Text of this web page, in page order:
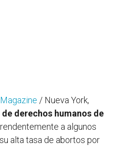
/ Nueva York,
de derechos humanos de
a algunos
alta tasa de abortos por